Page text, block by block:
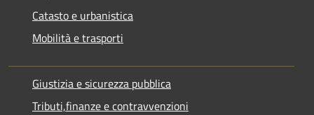
Catasto e urbanistica
Mobilità e trasporti
Giustizia e sicurezza pubblica
Tributi,finanze e contravvenzioni